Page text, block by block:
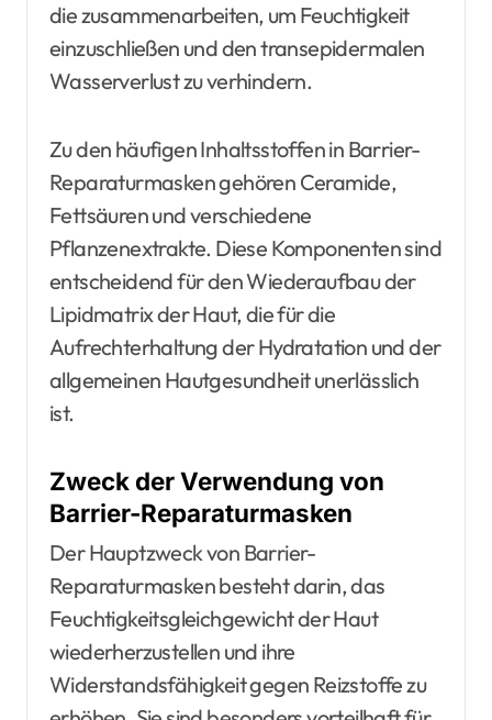
die zusammenarbeiten, um Feuchtigkeit
einzuschließen und den transepidermalen
Wasserverlust zu verhindern.
Zu den häufigen Inhaltsstoffen in Barrier-
Reparaturmasken gehören Ceramide,
Fettsäuren und verschiedene
Pflanzenextrakte. Diese Komponenten sind
entscheidend für den Wiederaufbau der
Lipidmatrix der Haut, die für die
Aufrechterhaltung der Hydratation und der
allgemeinen Hautgesundheit unerlässlich
ist.
Zweck der Verwendung von
Barrier-Reparaturmasken
Der Hauptzweck von Barrier-
Reparaturmasken besteht darin, das
Feuchtigkeitsgleichgewicht der Haut
wiederherzustellen und ihre
Widerstandsfähigkeit gegen Reizstoffe zu